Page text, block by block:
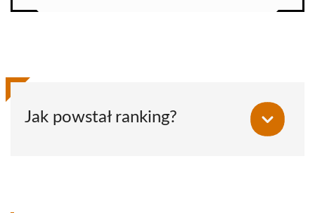
Jak powstał ranking?